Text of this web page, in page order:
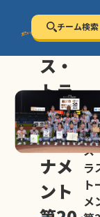
チーム検索
セン
ス・
トラ
スト
トー
ナメ
ント
セ
ス
ラ
ト
メ